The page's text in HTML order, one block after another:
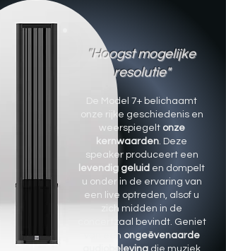
"Hoogst mogelijke
resolutie"
De Model 7+ belichaamt
onze rijke geschiedenisen
weerspiegelt onze
kernwaarden. Deze
speaker produceert een
levendig geluid en dompelt
u onder in de ervaring van
een live optreden, alsof u
zich midden in de
concertzaal bevindt. Geniet
van een ongeëvenaarde
audiobeleving die muziek